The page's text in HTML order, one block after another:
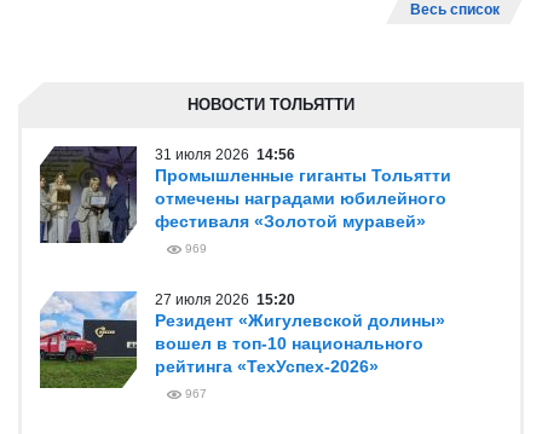
Весь список
НОВОСТИ ТОЛЬЯТТИ
31 июля 2026 14:56
Промышленные гиганты Тольятти
отмечены наградами юбилейного
фестиваля «Золотой муравей»
969
27 июля 2026 15:20
Резидент «Жигулевской долины»
вошел в топ-10 национального
рейтинга «ТехУспех-2026»
967